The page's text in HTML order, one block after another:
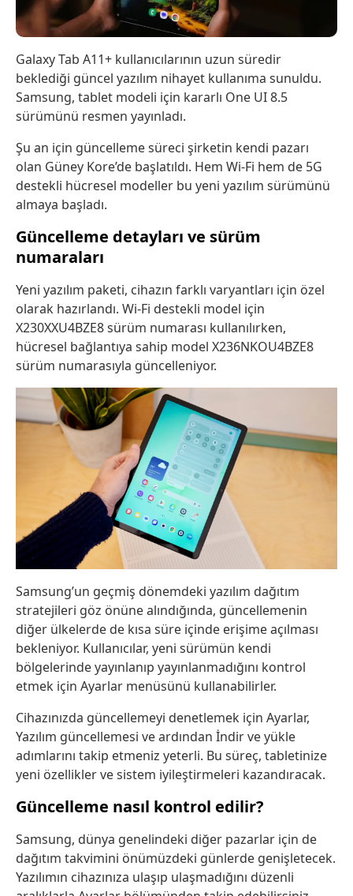
Galaxy Tab A11+ kullanıcılarının uzun süredir
beklediği güncel yazılım nihayet kullanıma sunuldu.
Samsung, tablet modeli için kararlı One UI 8.5
sürümünü resmen yayınladı.
Şu an için güncelleme süreci şirketin kendi pazarı
olan Güney Kore’de başlatıldı. Hem Wi-Fi hem de 5G
destekli hücresel modeller bu yeni yazılım sürümünü
almaya başladı.
Güncelleme detayları ve sürüm
numaraları
Yeni yazılım paketi, cihazın farklı varyantları için özel
olarak hazırlandı. Wi-Fi destekli model için
X230XXU4BZE8 sürüm numarası kullanılırken,
hücresel bağlantıya sahip model X236NKOU4BZE8
sürüm numarasıyla güncelleniyor.
Samsung’un geçmiş dönemdeki yazılım dağıtım
stratejileri göz önüne alındığında, güncellemenin
diğer ülkelerde de kısa süre içinde erişime açılması
bekleniyor. Kullanıcılar, yeni sürümün kendi
bölgelerinde yayınlanıp yayınlanmadığını kontrol
etmek için Ayarlar menüsünü kullanabilirler.
Cihazınızda güncellemeyi denetlemek için Ayarlar,
Yazılım güncellemesi ve ardından İndir ve yükle
adımlarını takip etmeniz yeterli. Bu süreç, tabletinize
yeni özellikler ve sistem iyileştirmeleri kazandıracak.
Güncelleme nasıl kontrol edilir?
Samsung, dünya genelindeki diğer pazarlar için de
dağıtım takvimini önümüzdeki günlerde genişletecek.
Yazılımın cihazınıza ulaşıp ulaşmadığını düzenli